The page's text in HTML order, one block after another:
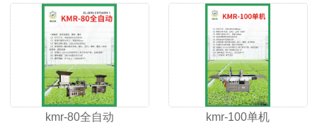
kmr-80全自动 kmr-100单机